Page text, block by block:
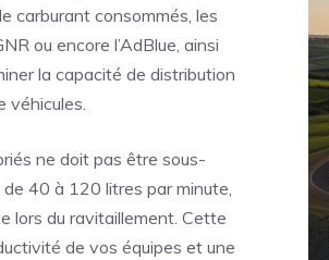
carburant consommés, les
ou encore l’AdBlue, ainsi
la capacité de distribution
véhicules.
ne doit pas être sous-
40 à 120 litres par minute,
lors du ravitaillement. Cette
de vos équipes et une